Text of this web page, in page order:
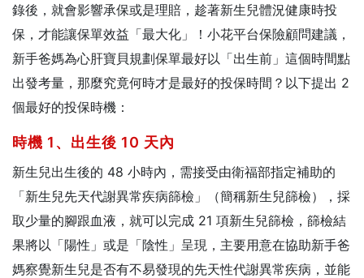
錄後，就會影響承保或是理賠，趁著新生兒體況健康時投
保，才能讓保單效益「最大化」！小花平台保險顧問建議，
新手爸媽為心肝寶貝規劃保單最好以「出生前」這個時間點
出發考量，那麼究竟何時才是最好的投保時間？以下提出 2
個最好的投保時機：
時機 1、出生後 10 天內
新生兒出生後的 48 小時內，需接受由衛福部指定補助的
「新生兒先天代謝異常疾病篩檢」（簡稱新生兒篩檢），採
取少量的腳跟血液，就可以完成 21 項新生兒篩檢，篩檢結
果將以「陽性」或是「陰性」呈現，主要用意在協助新手爸
媽察覺新生兒是否有不易發現的先天性代謝異常疾病，並能